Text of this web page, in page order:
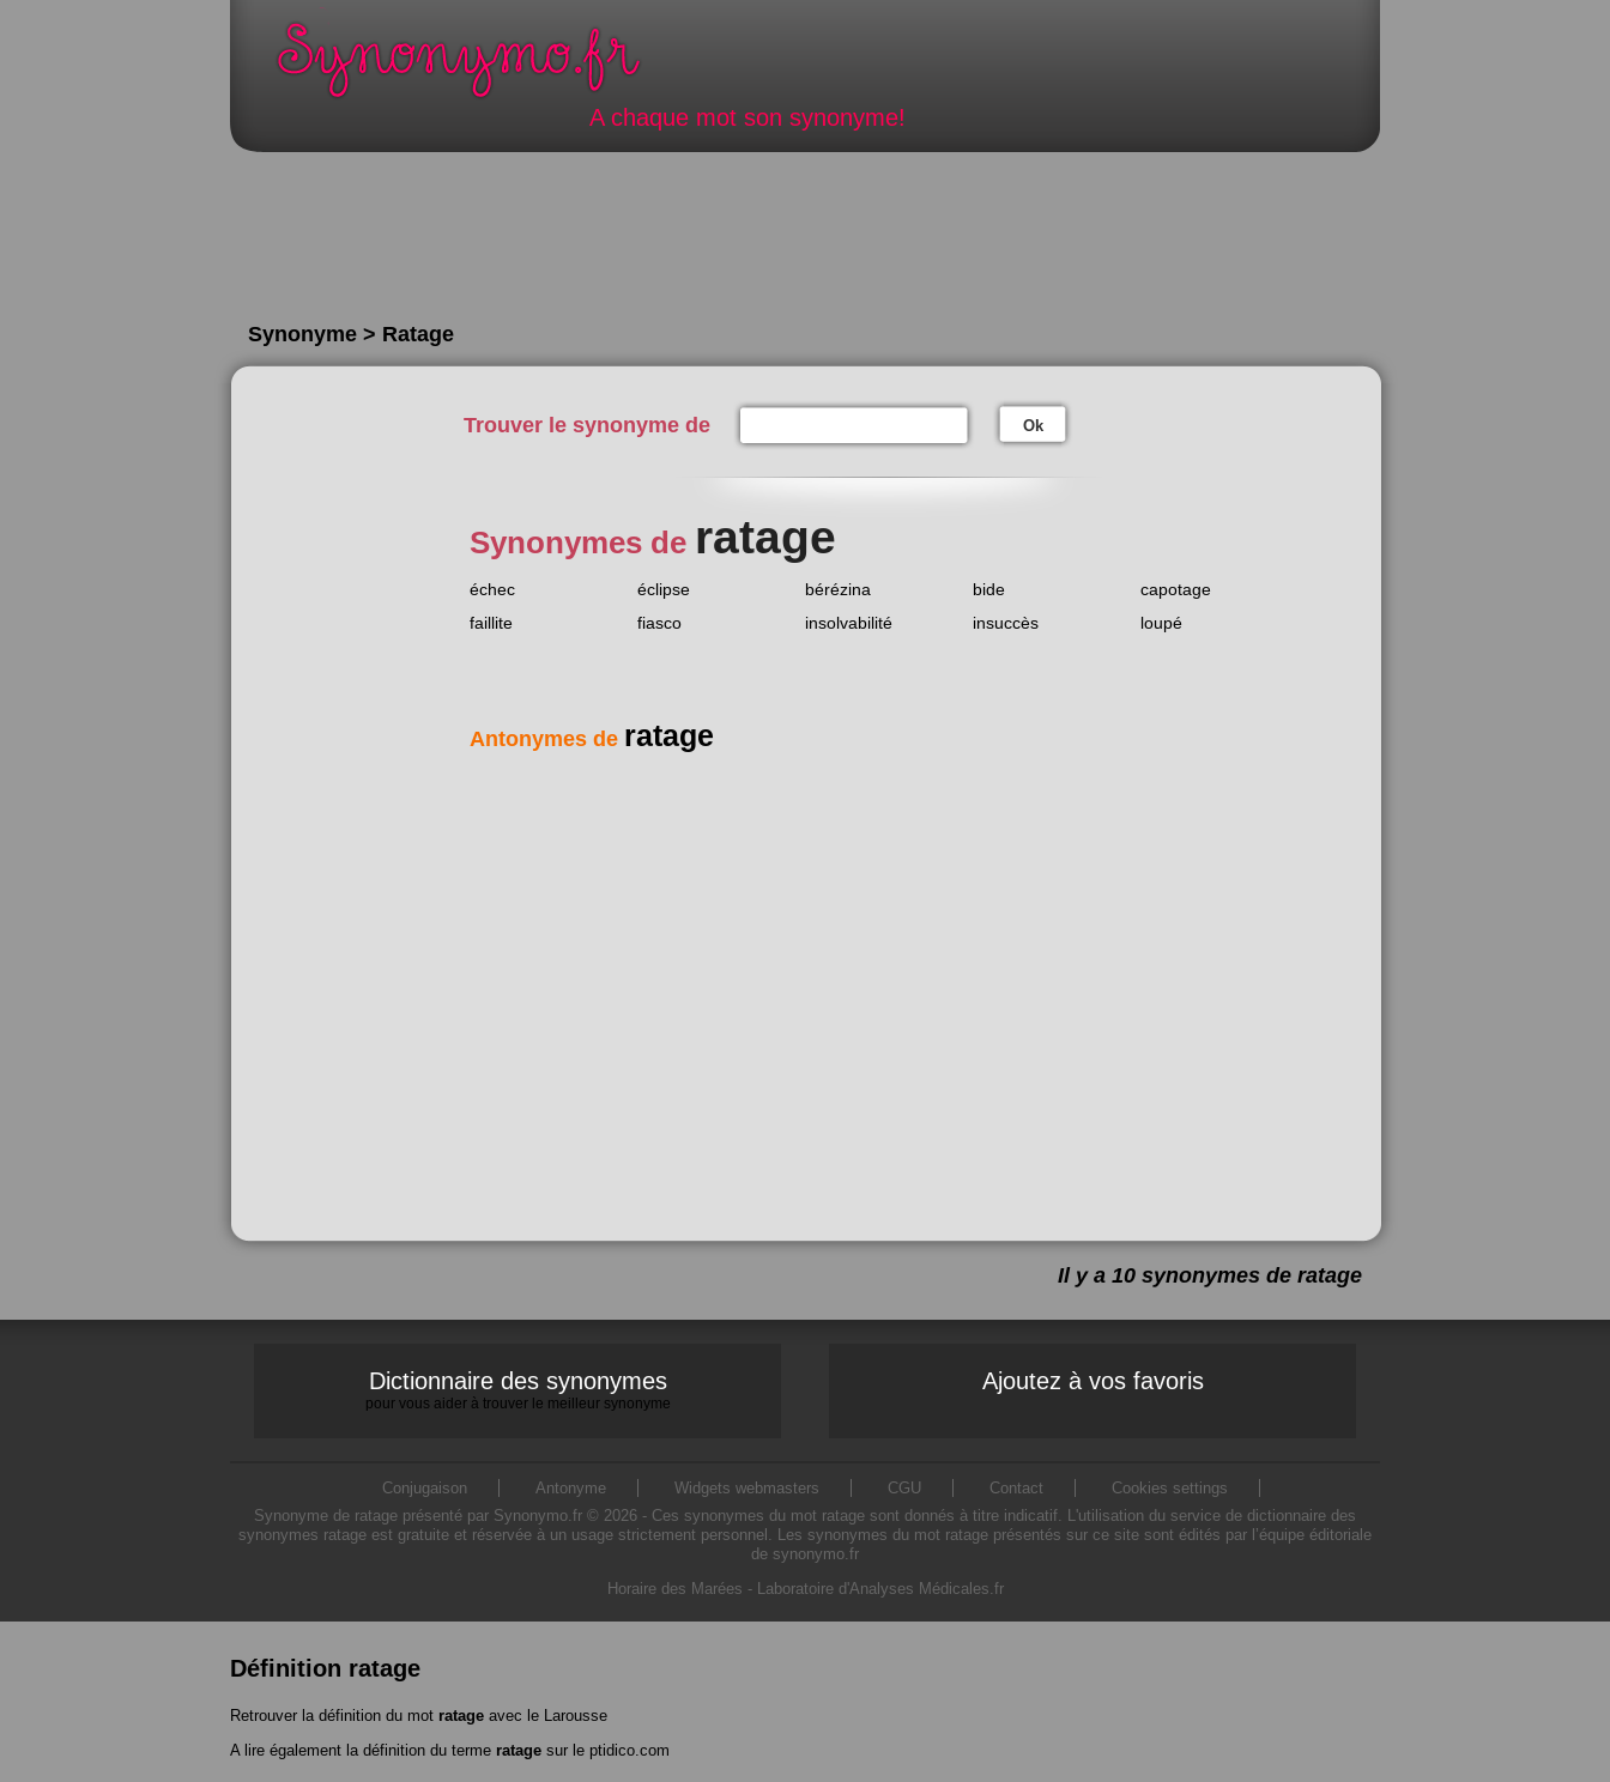
A chaque mot son synonyme!
Synonyme > Ratage
Trouver le synonyme de Ok
Synonymes de ratage
échec éclipse bérézina bide
capotage
faillite
fiasco insolvabilité insuccès loupé
Antonymes de ratage
Il y a 10 synonymes de ratage
Dictionnaire des synonymes
pour vous aider à trouver le meilleur synonyme
Ajoutez à vos favoris
Conjugaison Antonyme Widgets webmasters CGU Contact
Cookies settings
Synonyme de ratage présenté par Synonymo.fr © 2026 - Ces synonymes du mot ratage sont donnés à titre indicatif. L'utilisation du service de dictionnaire des
synonymes ratage est gratuite et réservée à un usage strictement personnel. Les synonymes du mot ratage présentés sur ce site sont édités par l’équipe éditoriale
de synonymo.fr
Horaire des Marées - Laboratoire d'Analyses Médicales.fr
Définition ratage
Retrouver la définition du mot ratage avec le Larousse
A lire également la définition du terme ratage sur le ptidico.com